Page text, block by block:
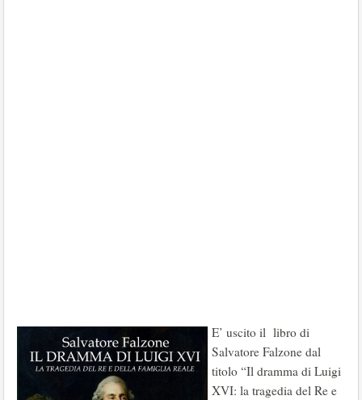
E’ uscito il libro di
Salvatore Falzone dal
titolo “Il dramma di Luigi
XVI: la tragedia del Re e